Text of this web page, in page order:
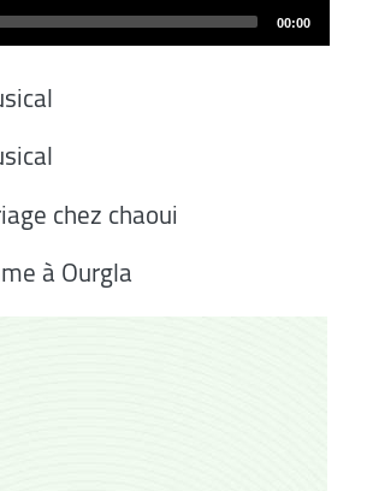
00:00
chez chaoui
à Ourgla